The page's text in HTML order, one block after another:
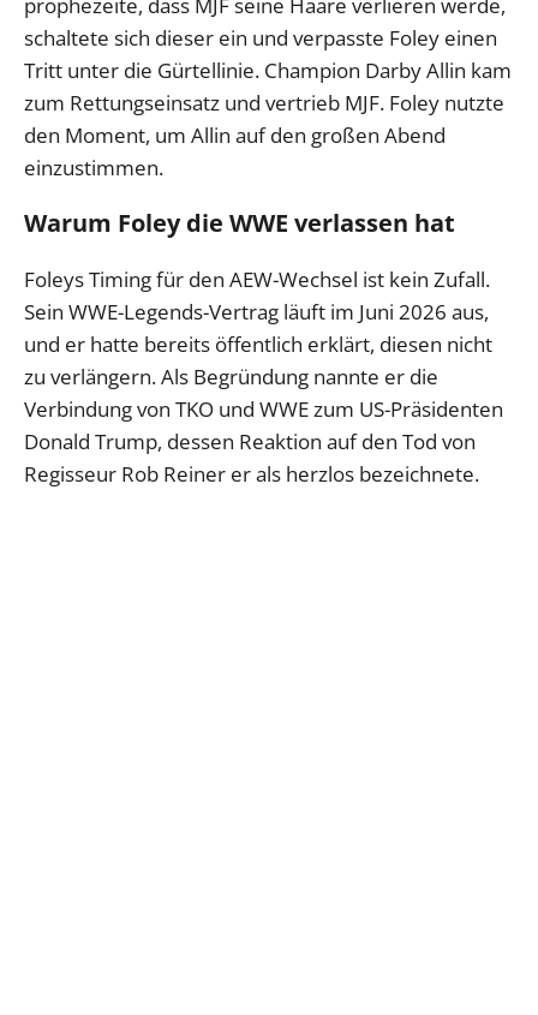
schaltete sich dieser ein und verpasste Foley einen
Tritt unter die Gürtellinie. Champion Darby Allin kam
zum Rettungseinsatz und vertrieb MJF. Foley nutzte
den Moment, um Allin auf den großen Abend
einzustimmen.
Warum Foley die WWE verlassen hat
Foleys Timing für den AEW-Wechsel ist kein Zufall.
Sein WWE-Legends-Vertrag läuft im Juni 2026 aus,
und er hatte bereits öffentlich erklärt, diesen nicht
zu verlängern. Als Begründung nannte er die
Verbindung von TKO und WWE zum US-Präsidenten
Donald Trump, dessen Reaktion auf den Tod von
Regisseur Rob Reiner er als herzlos bezeichnete.